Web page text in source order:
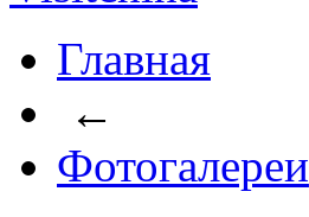
Главная
←
Фотогалереи